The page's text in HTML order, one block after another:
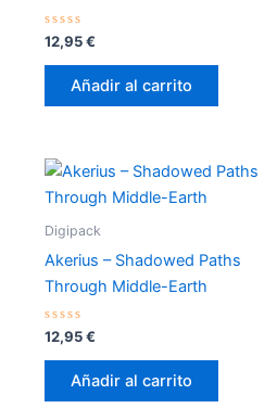
Valorado
con
0
12,95€
Añadir al carrito
Digipack
Akerius – Shadowed Paths
Through Middle​-​Earth
Valorado
con
0
12,95€
Añadir al carrito